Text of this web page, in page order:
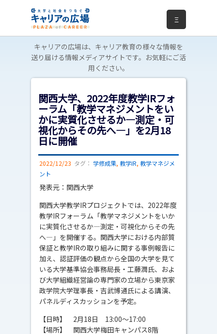
Ξ
キャリアの広場は、キャリア教育の様々な情報を
送り届ける情報メディアサイトです。お気軽にご活
用ください。
関西大学、2022年度教学IRフォ
ーラム「教学マネジメントをい
かに実質化させるか―測定・可
視化からその先へ―」を2月18
日に開催
2022/12/23 タグ： 学修成果, 教学IR, 教学マネジメ
ント
発表元：関西大学
関西大学教学IRプロジェクトでは、2022年度
教学IRフォーラム「教学マネジメントをいか
に実質化させるか―測定・可視化からその先
へ―」を開催する。関西大学における内部質
保証と教学IRの取り組みに関する事例報告に
加え、認証評価の観点から全国の大学を見て
いる大学基準協会事務局長・工藤潤氏、およ
び大学組織経営論の専門家の立場から東京家
政学院大学理事長・吉武博通氏による講演、
パネルディスカッションを予定。
【日時】 2月18日 13:00～17:00
【場所】 関西大学梅田キャンパス8階